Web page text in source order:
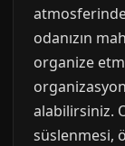
odanızın
organize
alabilirsiniz.
süslenmesi,